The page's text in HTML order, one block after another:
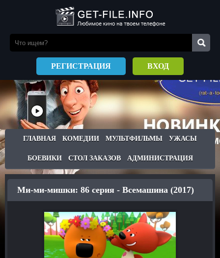
РЕГИСТРАЦИЯ ВХОД
ГЛАВНАЯ КОМЕДИИ МУЛЬТФИЛЬМЫ УЖАСЫ
БОЕВИКИ СТОЛ ЗАКАЗОВ АДМИНИСТРАЦИЯ
Ми-ми-мишки: 86 серия - Всемашина (2017)